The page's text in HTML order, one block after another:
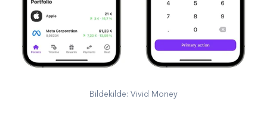
Bildekilde: Vivid Money